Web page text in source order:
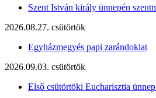
Szent István király ünnepén
2026.08.27. csütörtök
Egyházmegyés papi zarándoklat
2026.09.03. csütörtök
Első csütörtöki Eucharisztia